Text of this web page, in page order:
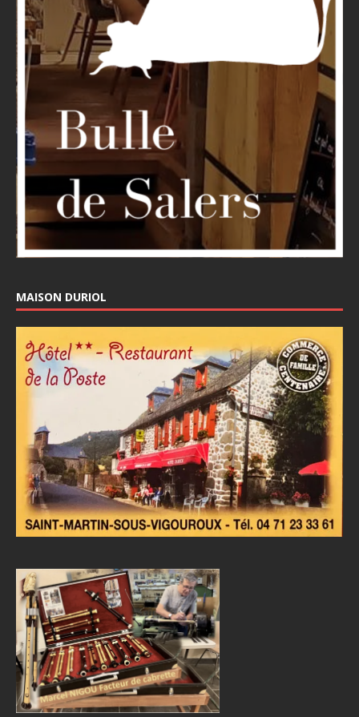
MAISON DURIOL